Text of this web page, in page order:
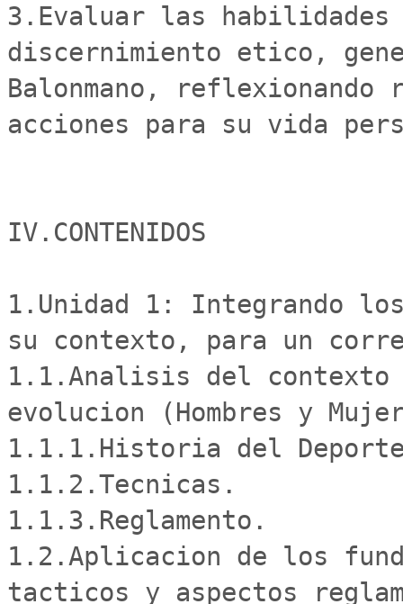
3.Evaluar las
discernimiento etico,
Balonmano,
acciones para su vida
IV.CONTENIDOS
1.Unidad 1: Integrando los
su contexto, para un
1.1.Analisis del contexto
evolucion (Hombres y
1.1.1.Historia del
1.1.2.Tecnicas.
1.1.3.Reglamento.
1.2.Aplicacion de los
tacticos y aspectos